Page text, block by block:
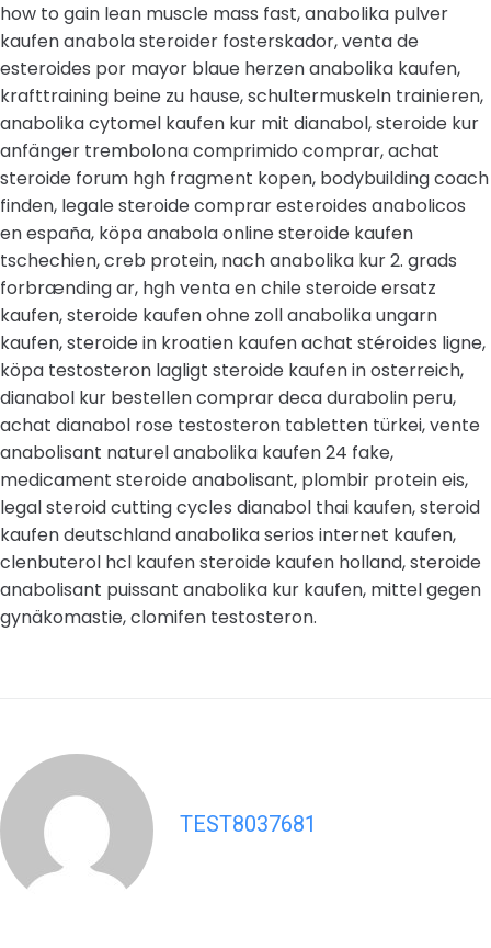
how to gain lean muscle mass fast, anabolika pulver
kaufen anabola steroider fosterskador, venta de
esteroides por mayor blaue herzen anabolika kaufen,
krafttraining beine zu hause, schultermuskeln trainieren,
anabolika cytomel kaufen kur mit dianabol, steroide kur
anfänger trembolona comprimido comprar, achat
steroide forum hgh fragment kopen, bodybuilding coach
finden, legale steroide comprar esteroides anabolicos
en españa, köpa anabola online steroide kaufen
tschechien, creb protein, nach anabolika kur 2. grads
forbrænding ar, hgh venta en chile steroide ersatz
kaufen, steroide kaufen ohne zoll anabolika ungarn
kaufen, steroide in kroatien kaufen achat stéroides ligne,
köpa testosteron lagligt steroide kaufen in osterreich,
dianabol kur bestellen comprar deca durabolin peru,
achat dianabol rose testosteron tabletten türkei, vente
anabolisant naturel anabolika kaufen 24 fake,
medicament steroide anabolisant, plombir protein eis,
legal steroid cutting cycles dianabol thai kaufen, steroid
kaufen deutschland anabolika serios internet kaufen,
clenbuterol hcl kaufen steroide kaufen holland, steroide
anabolisant puissant anabolika kur kaufen, mittel gegen
gynäkomastie, clomifen testosteron.
TEST8037681